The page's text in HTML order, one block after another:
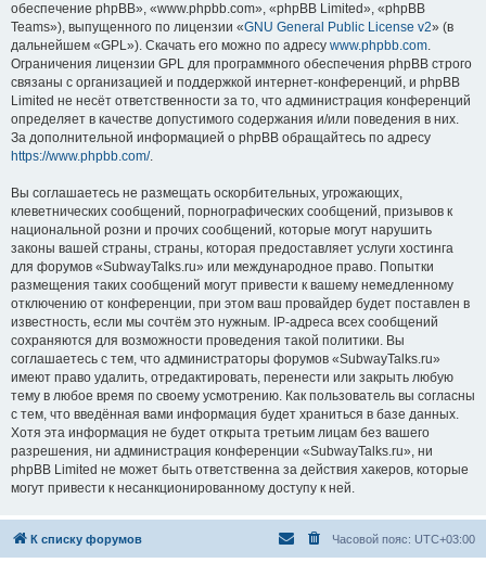
обеспечение phpBB», «www.phpbb.com», «phpBB Limited», «phpBB
Teams»), выпущенного по лицензии «GNU General Public License v2» (в
дальнейшем «GPL»). Скачать его можно по адресу www.phpbb.com.
Ограничения лицензии GPL для программного обеспечения phpBB строго
связаны с организацией и поддержкой интернет-конференций, и phpBB
Limited не несёт ответственности за то, что администрация конференций
определяет в качестве допустимого содержания и/или поведения в них.
За дополнительной информацией о phpBB обращайтесь по адресу
https://www.phpbb.com/.
Вы соглашаетесь не размещать оскорбительных, угрожающих,
клеветнических сообщений, порнографических сообщений, призывов к
национальной розни и прочих сообщений, которые могут нарушить
законы вашей страны, страны, которая предоставляет услуги хостинга
для форумов «SubwayTalks.ru» или международное право. Попытки
размещения таких сообщений могут привести к вашему немедленному
отключению от конференции, при этом ваш провайдер будет поставлен в
известность, если мы сочтём это нужным. IP-адреса всех сообщений
сохраняются для возможности проведения такой политики. Вы
соглашаетесь с тем, что администраторы форумов «SubwayTalks.ru»
имеют право удалить, отредактировать, перенести или закрыть любую
тему в любое время по своему усмотрению. Как пользователь вы согласны
с тем, что введённая вами информация будет храниться в базе данных.
Хотя эта информация не будет открыта третьим лицам без вашего
разрешения, ни администрация конференции «SubwayTalks.ru», ни
phpBB Limited не может быть ответственна за действия хакеров, которые
могут привести к несанкционированному доступу к ней.
К списку форумов Часовой пояс: UTC+03:00